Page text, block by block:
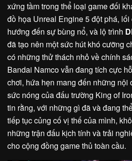
xứng tầm trong thể loại game đối
đồ họa Unreal Engine 5 đột phá,
hướng đến sự bùng nổ, và lộ trình
đã tạo nên một sức hút khó cưỡng
có những thử thách nhỏ về chính
Bandai Namco vẫn đang tích cực
chơi, hứa hẹn mang đến những nội
sức nóng của đấu trường King of
tin rằng, với những gì đã và đang
tiếp tục củng cố vị thế của mình,
những trận đấu kịch tính và trải
cho cộng đồng game thủ toàn cầu.